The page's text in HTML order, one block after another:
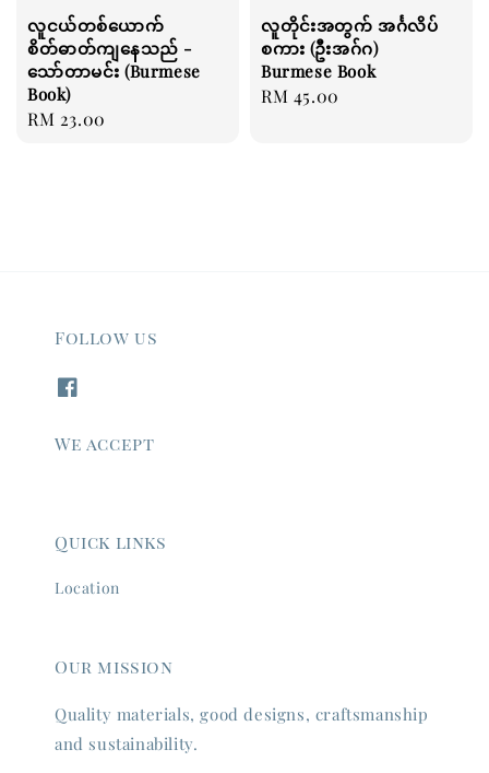
လူငယ်တစ်ယောက်
စိတ်ဓာတ်ကျနေသည် -
သော်တာမင်း (Burmese
Book)
Regular
RM 23.00
လူတိုင်းအတွက် အင်္ဂလိပ်
စကား (ဦးအဂ်ဂ)
Burmese Book
Regular
RM 45.00
Follow us
We accept
Quick links
Location
Our mission
Quality materials, good designs, craftsmanship
and sustainability.